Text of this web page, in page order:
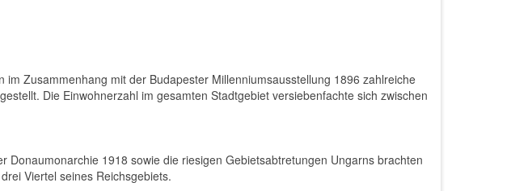
Zusammenhang mit der Budapester Millenniumsausstellung 1896 zahlreiche
Die Einwohnerzahl im gesamten Stadtgebiet versiebenfachte sich zwischen
1918 sowie die riesigen Gebietsabtretungen Ungarns brachten
Viertel seines Reichsgebiets.